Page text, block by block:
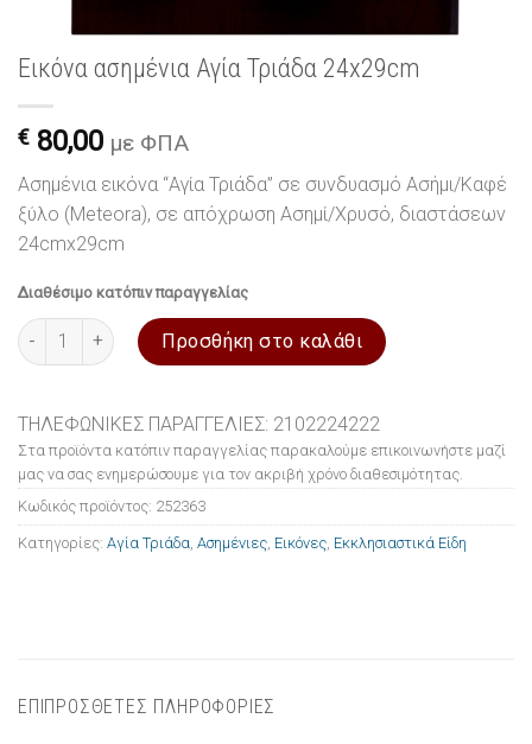
Εικόνα ασημένια Αγία Τριάδα 24x29cm
€ 80,00 με ΦΠΑ
Ασημένια εικόνα “Αγία Τριάδα” σε συνδυασμό Ασήμι/Καφέ
ξύλο (Meteora), σε απόχρωση Ασημί/Χρυσό, διαστάσεων
24cmx29cm
Διαθέσιμο κατόπιν παραγγελίας
Εικόνα ασημένια Αγία Τριάδα 24x29cm ποσότητα
Προσθήκη στο καλάθι
ΤΗΛΕΦΩΝΙΚΕΣ ΠΑΡΑΓΓΕΛΙΕΣ: 2102224222
Στα προϊόντα κατόπιν παραγγελίας παρακαλούμε επικοινωνήστε μαζί
μας να σας ενημερώσουμε για τον ακριβή χρόνο διαθεσιμότητας.
Κωδικός προϊόντος: 252363
Κατηγορίες: Αγία Τριάδα Ασημένιες Εικόνες Εκκλησιαστικά Είδη
ΕΠΙΠΡΟΣΘΕΤΕΣ ΠΛΗΡΟΦΟΡΙΕΣ